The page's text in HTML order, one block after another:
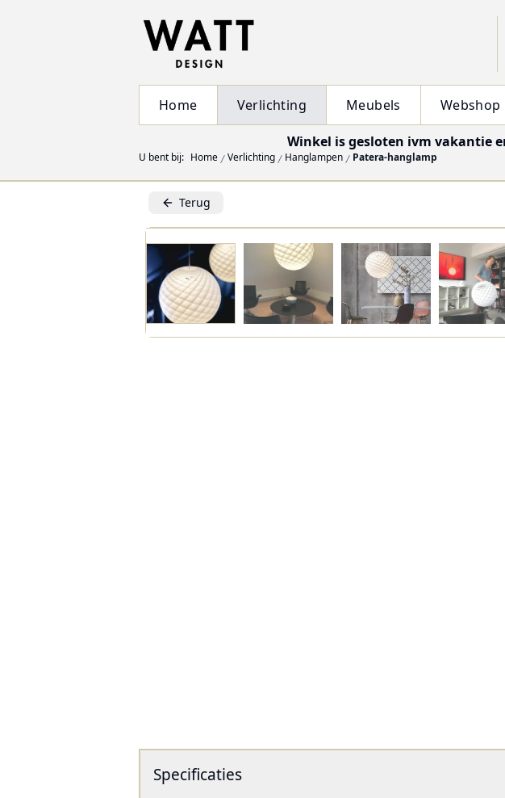
Home Verlichting Meubels Webshop
Winkel is gesloten ivm vakantie
U bent bij: Home Verlichting Hanglampen Patera-hanglamp
Terug
Specificaties